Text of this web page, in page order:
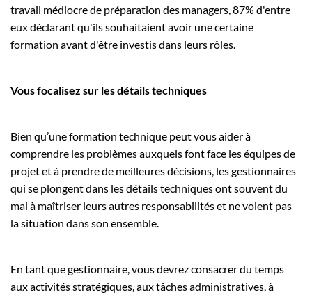
travail médiocre de préparation des managers, 87% d'entre
eux déclarant qu'ils souhaitaient avoir une certaine
formation avant d'être investis dans leurs rôles.
Vous focalisez sur les détails techniques
Bien qu’une formation technique peut vous aider à
comprendre les problèmes auxquels font face les équipes de
projet et à prendre de meilleures décisions, les gestionnaires
qui se plongent dans les détails techniques ont souvent du
mal à maîtriser leurs autres responsabilités et ne voient pas
la situation dans son ensemble.
En tant que gestionnaire, vous devrez consacrer du temps
aux activités stratégiques, aux tâches administratives, à